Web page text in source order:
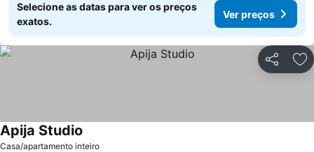
Selecione as datas para ver os preços
exatos.
Ver preços
Partilhar
Casa/apartamento inteiro
Apija Studio